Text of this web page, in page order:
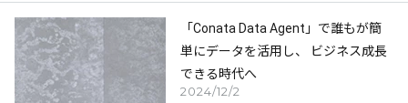
2024/12/2
「Conata Data Agent」で誰もが簡
単にデータを活用し、 ビジネス成長
できる時代へ